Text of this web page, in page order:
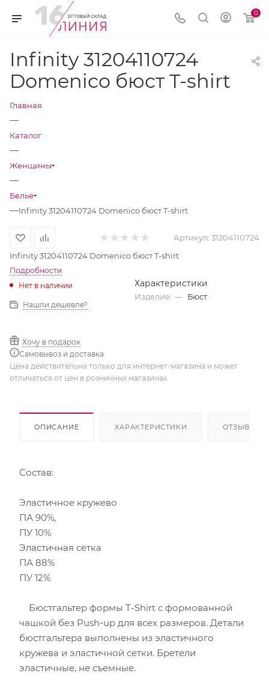
0
Infinity 31204110724
Domenico бюст T-shirt
Главная
—
Каталог
—
Женщины
—
Бельё
—Infinity 31204110724 Domenico бюст T-shirt
Артикул: 31204110724
Infinity 31204110724 Domenico бюст T-shirt
Подробности
Нет в наличии
Нашли дешевле?
Хочу в подарок
Самовывоз и доставка
Характеристики
Изделие — Бюст
Цена действительна только для интернет-магазина и может
отличаться от цен в розничных магазинах
ОПИСАНИЕ ХАРАКТЕРИСТИКИ ОТЗЫВЫ
Состав:
Эластичное кружево
ПА 90%,
ПУ 10%
Эластичная сетка
ПА 88%
ПУ 12%
Бюстгальтер формы T-Shirt с формованной
чашкой без Push-uр для всех размеров. Детали
бюстгальтера выполнены из эластичного
кружева и эластичной сетки. Бретели
эластичные, не съемные.